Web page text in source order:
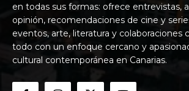
en todas sus formas: ofrece entrevistas,
opinión, recomendaciones de cine y
eventos, arte, literatura y colaboraciones
todo con un enfoque cercano y
cultural contemporánea en Canarias.